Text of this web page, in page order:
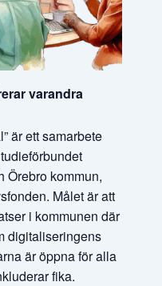
varandra
är ett samarbete
Örebro kommun,
Målet är att
i kommunen där
digitaliseringens
är öppna för alla
fika.